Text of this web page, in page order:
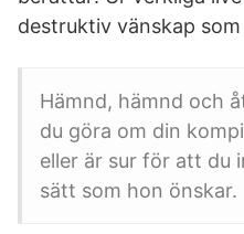
destruktiv vänskap
Hämnd, hämnd och
du göra om din
eller är sur för att du
sätt som hon önskar.